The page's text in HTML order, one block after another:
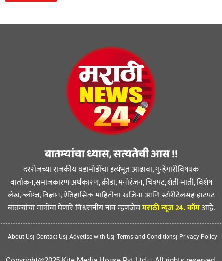
बातम्यांचा ध्यास, सत्यतेची आस !!
दररोजच्या राजकीय घडामोडींचा इत्यंभूत आढावा, गुन्हेगारीविषयक
वार्तांकन,समाजकारण-अर्थकारण, क्रीडा, मनोरंजन, चित्रपट, शेती-माती, विशेष
लेख, ब्लॉग्ज, विज्ञान, ऐतिहासिक माहितीचा खजिना आणि स्टोरीटेलसह झटपट
बातम्यांचा मागोवा घेणारे विश्वसनीय नाव म्हणजेचमराठी न्यूज 24. कॉमआहे.
About Us Contact Us Advetise with Us Terms and Conditions Privacy Policy